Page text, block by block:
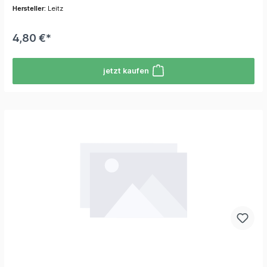
Hersteller: Leitz
4,80 €*
jetzt kaufen